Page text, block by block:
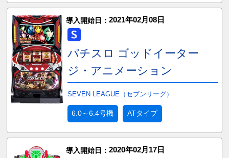
導入開始日： 2021年02月08日
パチスロ ゴッドイーター
ジ・アニメーション
SEVEN LEAGUE（セブンリーグ）
6.0～6.4号機 ATタイプ
導入開始日： 2020年02月17日